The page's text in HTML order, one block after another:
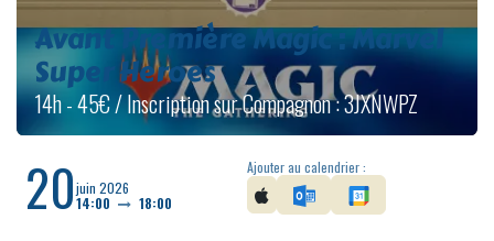
Avant Première Magic : Marvel
Super Heroes
14h - 45€ / Inscription sur Compagnon : 3JXNWPZ
20juin 2026
14:00
18:00
Ajouter au calendrier :